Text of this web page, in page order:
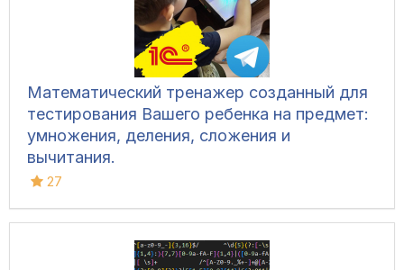
Математический тренажер созданный для
тестирования Вашего ребенка на предмет:
умножения, деления, сложения и
вычитания.
27